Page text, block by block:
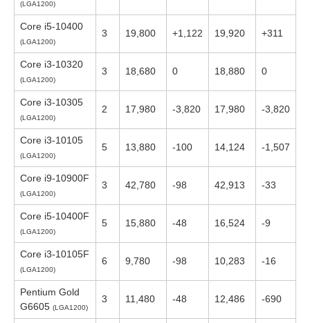
(LGA1200)
Core i5-10400
(LGA1200)
3 19,800 +1,122 19,920 +311
Core i3-10320
(LGA1200)
3 18,680 0 18,880 0
Core i3-10305
(LGA1200)
2 17,980 -3,820 17,980 -3,820
Core i3-10105
(LGA1200)
5 13,880 -100 14,124 -1,507
Core i9-10900F
(LGA1200)
3 42,780 -98 42,913 -33
Core i5-10400F
(LGA1200)
5 15,880 -48 16,524 -9
Core i3-10105F
(LGA1200)
6 9,780 -98 10,283 -16
Pentium Gold
G6605 (LGA1200)
3 11,480 -48 12,486 -690